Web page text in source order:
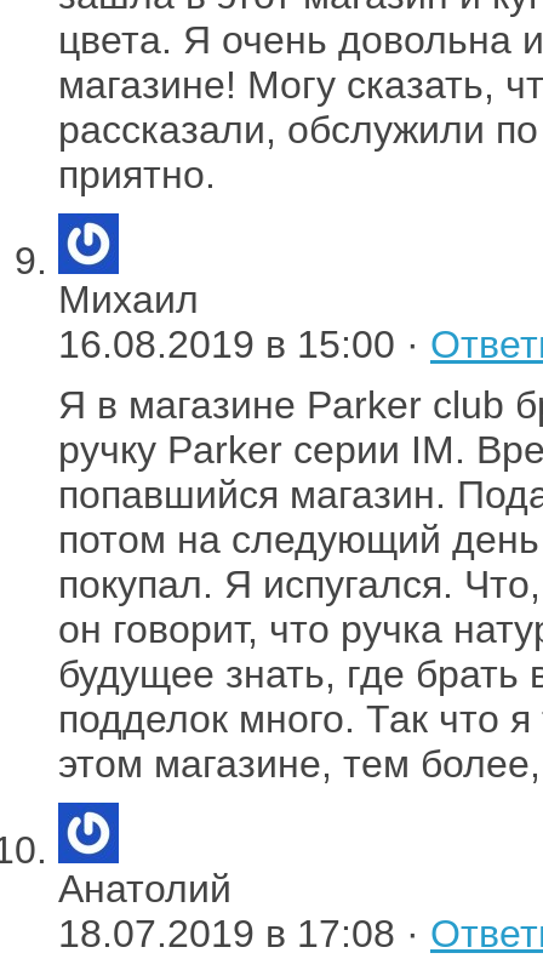
цвета. Я очень довольна
магазине! Могу сказать,
рассказали, обслужили
приятно.
Михаил
16.08.2019 в 15:00 ·
Я в магазине Parker club
ручку Parker серии IM.
попавшийся магазин.
потом на следующий
покупал. Я испугался.
он говорит, что ручка
будущее знать, где брать
подделок много. Так что
этом магазине, тем
Анатолий
18.07.2019 в 17:08 ·